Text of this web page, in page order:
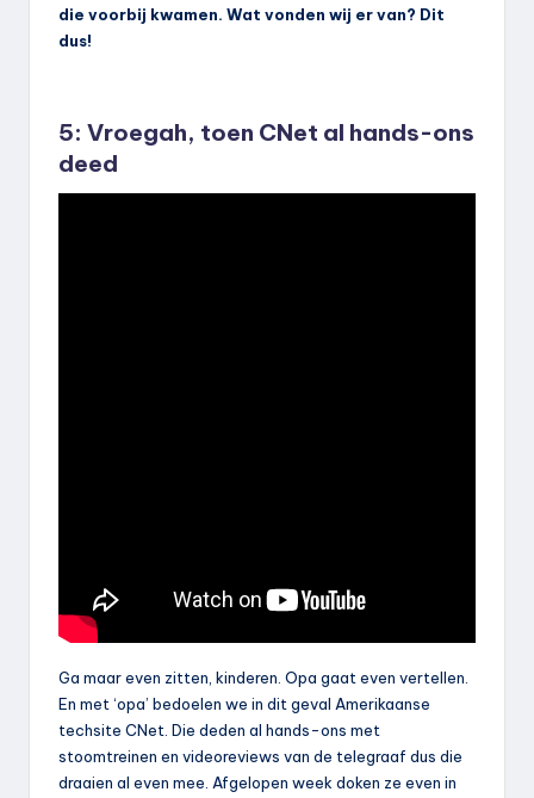
die voorbij kwamen. Wat vonden wij er van? Dit
dus!
5: Vroegah, toen CNet al hands-ons
deed
Ga maar even zitten, kinderen. Opa gaat even vertellen.
En met ‘opa’ bedoelen we in dit geval Amerikaanse
techsite CNet. Die deden al hands-ons met
stoomtreinen en videoreviews van de telegraaf dus die
draaien al even mee. Afgelopen week doken ze even in